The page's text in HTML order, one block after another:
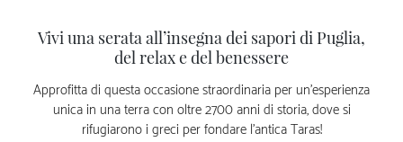
Vivi una serata all’insegna dei sapori di Puglia,
del relax e del benessere
Approfitta di questa occasione straordinaria per un’esperienza
unica in una terra con oltre 2700 anni di storia, dove si
rifugiarono i greci per fondare l’antica Taras!